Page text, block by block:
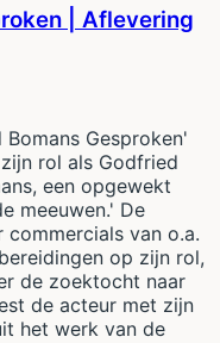
| Aflevering
Gesproken'
rol als Godfried
een opgewekt
meeuwen.' De
van o.a.
op zijn rol,
de zoektocht naar
de acteur met zijn
het werk van de